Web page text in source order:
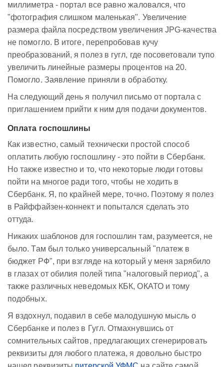
миллиметра - портал все равно жаловался, что
"фотография слишком маленькая". Увеличение
размера файла посредством увеличения JPG-качества
не помогло. В итоге, перепробовав кучу
преобразований, я полез в гугл, где посоветовали тупо
увеличить линейные размеры процентов на 20.
Помогло. Заявление приняли в обработку.
На следующий день я получил письмо от портала с
приглашением прийти к ним для подачи документов.
Оплата госпошлины
Как известно, самый технически простой способ
оплатить любую госпошлину - это пойти в Сбербанк.
Но также известно и то, что некоторые люди готовы
пойти на многое ради того, чтобы не ходить в
Сбербанк. Я, по крайней мере, точно. Поэтому я полез
в Райффайзен-коннект и попытался сделать это
оттуда.
Никаких шаблонов для госпошлин там, разумеется, не
было. Там был только универсальный "платеж в
бюджет РФ", при взгляде на который у меня зарябило
в глазах от обилия полей типа "налоговый период", а
также различных неведомых КБК, ОКАТО и тому
подобных.
Я вздохнул, подавил в себе малодушную мысль о
Сбербанке и полез в Гугл. Отмахнувшись от
сомнительных сайтов, предлагающих сгенерировать
реквизиты для любого платежа, я довольно быстро